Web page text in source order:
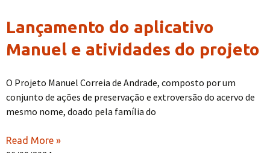
Lançamento do aplicativo
Manuel e atividades do projeto
O Projeto Manuel Correia de Andrade, composto por um
conjunto de ações de preservação e extroversão do acervo de
mesmo nome, doado pela família do
Read More »